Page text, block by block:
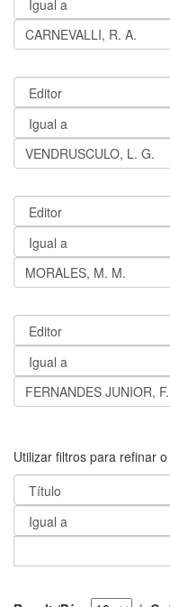
Utilizar filtros para refinar